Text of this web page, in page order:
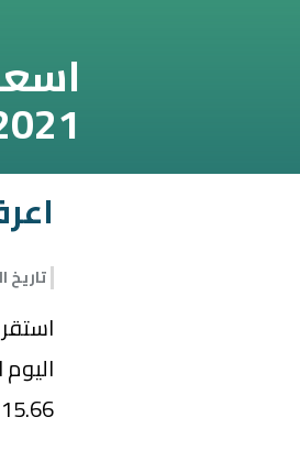
تاريخ
15.66 للشراء و 15.75 للبيع.